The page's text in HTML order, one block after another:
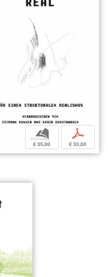
b
€ 35,00
p
€ 35,00